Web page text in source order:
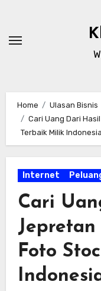
content
Home Ulasan Bisnis
Cari Uang Dari
Terbaik Milik Indonesia
Internet
Cari
Jepretan
Foto